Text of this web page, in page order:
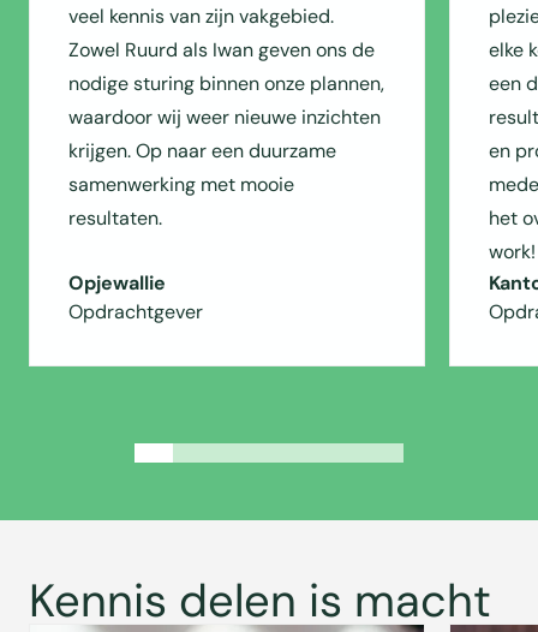
veel kennis van zijn vakgebied.
Zowel Ruurd als Iwan geven ons de
nodige sturing binnen onze plannen,
waardoor wij weer nieuwe inzichten
krijgen. Op naar een duurzame
samenwerking met mooie
resultaten.
Opjewallie
Opdrachtgever
elke
een
en
het
work!
Kennis delen is macht